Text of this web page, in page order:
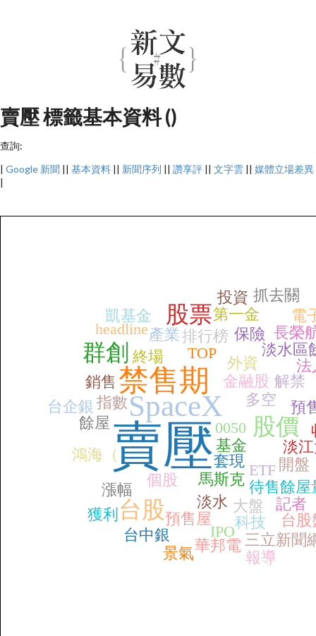
賣壓 標籤基本資料 ()
查詢:
| Google 新聞 || 基本資料 || 新聞序列 || 讚享評 || 文字雲 || 媒體立場差異
|
賣壓
SpaceX
禁售期
台股
群創
股價
股票
預售屋
預
多空
淡水
指數
長榮
個股
餘屋
大盤
終場 外資
待售餘屋
科技
套現
產業
TOP
headline
馬斯克
IPO
淡
華邦電
淡水區
解禁
銷售
開盤
法
金融股
漲幅
排行榜
第一金
鴻海（
獲利
凱基金
台中銀
台企銀
景氣
電
基金
0050
台
保險
ETF
投資
三立新聞
記者
報導
抓去關